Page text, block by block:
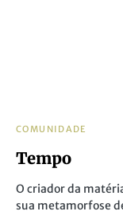
COMUNIDADE
Tempo
O criador da
sua metamorfose